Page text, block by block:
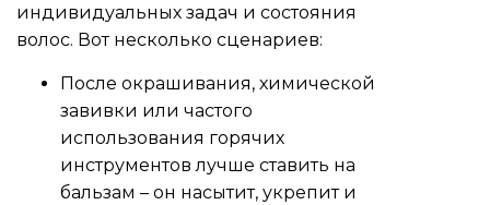
индивидуальных задач и состояния
волос. Вот несколько сценариев:
После окрашивания, химической
завивки или частого
использования горячих
инструментов лучше ставить на
бальзам – он насытит, укрепит и